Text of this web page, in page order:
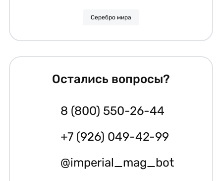
Серебро мира
Остались вопросы?
8 (800) 550-26-44
+7 (926) 049-42-99
@imperial_mag_bot